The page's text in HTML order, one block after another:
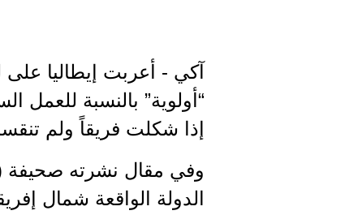
آكي - أعربت إيطاليا على
“أولوية” بالنسبة للعمل
إذا شكلت فريقاً ولم
وفي مقال نشرته صحيفة
الدولة الواقعة شمال